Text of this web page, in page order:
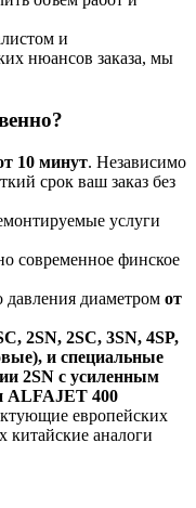
и
нюансов заказа, мы
10 минут. Независимо
срок ваш заказ без
услуги
современное финское
давления диаметром от
2SN, 2SC, 3SN, 4SP,
и специальные
2SN с усиленным
ALFAJET 400
европейских
аналоги